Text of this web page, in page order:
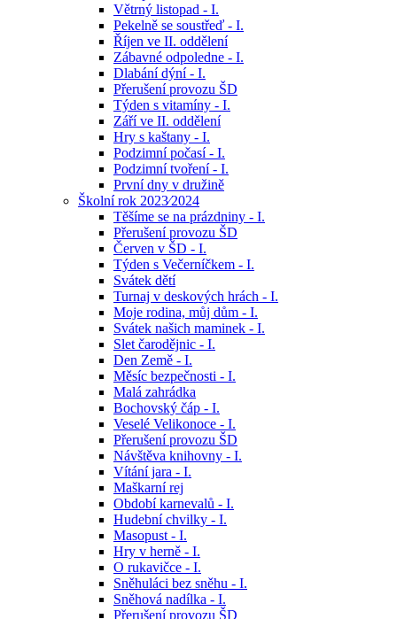
Větrný listopad - I.
Pekelně se soustřeď - I.
Říjen ve II. oddělení
Zábavné odpoledne - I.
Dlabání dýní - I.
Přerušení provozu ŠD
Týden s vitamíny - I.
Září ve II. oddělení
Hry s kaštany - I.
Podzimní počasí - I.
Podzimní tvoření - I.
První dny v družině
Školní rok 2023⁄2024
Těšíme se na prázdniny - I.
Přerušení provozu ŠD
Červen v ŠD - I.
Týden s Večerníčkem - I.
Svátek dětí
Turnaj v deskových hrách - I.
Moje rodina, můj dům - I.
Svátek našich maminek - I.
Slet čarodějnic - I.
Den Země - I.
Měsíc bezpečnosti - I.
Malá zahrádka
Bochovský čáp - I.
Veselé Velikonoce - I.
Přerušení provozu ŠD
Návštěva knihovny - I.
Vítání jara - I.
Maškarní rej
Období karnevalů - I.
Hudební chvilky - I.
Masopust - I.
Hry v herně - I.
O rukavičce - I.
Sněhuláci bez sněhu - I.
Sněhová nadílka - I.
Přerušení provozu ŠD